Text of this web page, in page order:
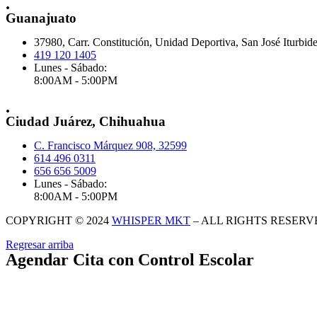
.
Guanajuato
37980, Carr. Constitución, Unidad Deportiva, San José Iturbide
419 120 1405
Lunes - Sábado:
8:00AM - 5:00PM
.
Ciudad Juárez, Chihuahua
C. Francisco Márquez 908, 32599
614 496 0311
656 656 5009
Lunes - Sábado:
8:00AM - 5:00PM
COPYRIGHT © 2024 WHISPER MKT – ALL RIGHTS
Regresar arriba
Agendar Cita con Control Escolar